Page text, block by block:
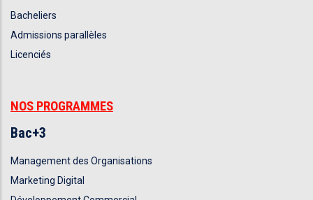
Bacheliers
Admissions parallèles
Licenciés
NOS PROGRAMMES
Bac+3
Management des Organisations
Marketing Digital